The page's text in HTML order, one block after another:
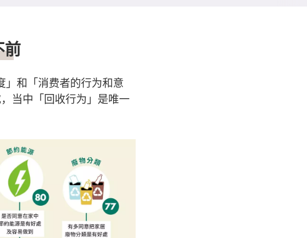
前
」和「消费者的行为和意
当中「回收行为」是唯一